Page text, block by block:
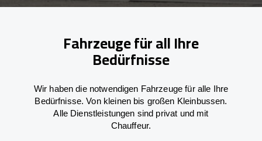
Fahrzeuge für all Ihre
Bedürfnisse
Wir haben die notwendigen Fahrzeuge für alle Ihre
Bedürfnisse. Von kleinen bis großen Kleinbussen.
Alle Dienstleistungen sind privat und mit
Chauffeur.